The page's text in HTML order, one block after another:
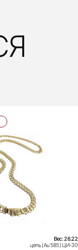
Вес:26.22
цепь (Au 585) ЦИ-30